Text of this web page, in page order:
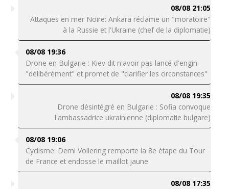
08/08 21:05
Attaques en mer Noire: Ankara réclame un "moratoire"
à la Russie et l'Ukraine (chef de la diplomatie)
08/08 19:36
Drone en Bulgarie : Kiev dit n'avoir pas lancé d'engin
"délibérément" et promet de "clarifier les circonstances"
08/08 19:35
Drone désintégré en Bulgarie : Sofia convoque
l'ambassadrice ukrainienne (diplomatie bulgare)
08/08 19:06
Cyclisme: Demi Vollering remporte la 8e étape du Tour
de France et endosse le maillot jaune
08/08 17:35